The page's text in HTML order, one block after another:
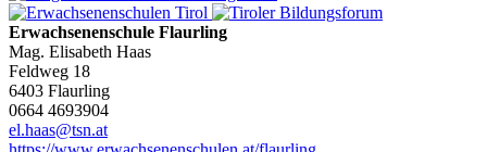
Erwachsenenschule Flaurling
Mag. Elisabeth Haas
Feldweg 18
6403 Flaurling
0664 4693904
el.haas@tsn.at